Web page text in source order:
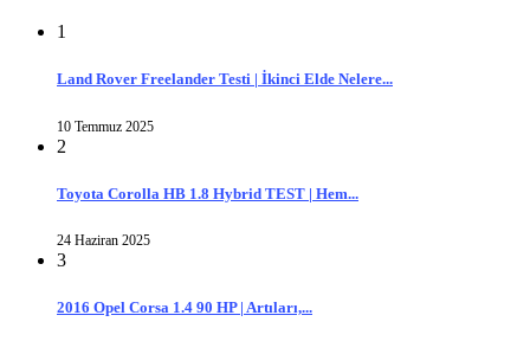
1
Land Rover Freelander Testi | İkinci Elde Nelere...
10 Temmuz 2025
2
Toyota Corolla HB 1.8 Hybrid TEST | Hem...
24 Haziran 2025
3
2016 Opel Corsa 1.4 90 HP | Artıları,...